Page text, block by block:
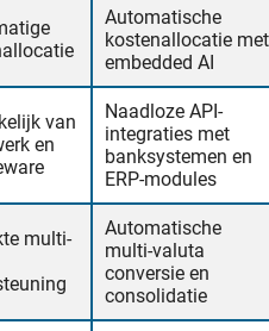
Automatische
kostenallocatie met
embedded AI
van
en
Naadloze API-
integraties met
banksystemen en
ERP-modules
multi-
Automatische
multi-valuta
conversie en
consolidatie